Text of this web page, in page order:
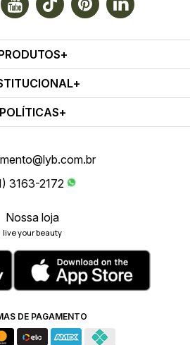
POLÍTICAS
3163-2172
Nossa loja
live your beauty
DE PAGAMENTO